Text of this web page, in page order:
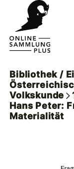
Bibliothek /
Volkskunde
Hans Peter:
Materialität